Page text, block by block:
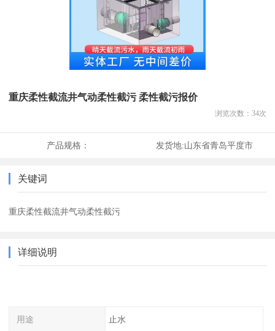
重庆柔性截流井气动柔性截污 柔性截污报价
浏览次数： 34次
产品规格： 发货地:山东省青岛平度市
关键词
重庆柔性截流井气动柔性截污
详细说明
用途 止水